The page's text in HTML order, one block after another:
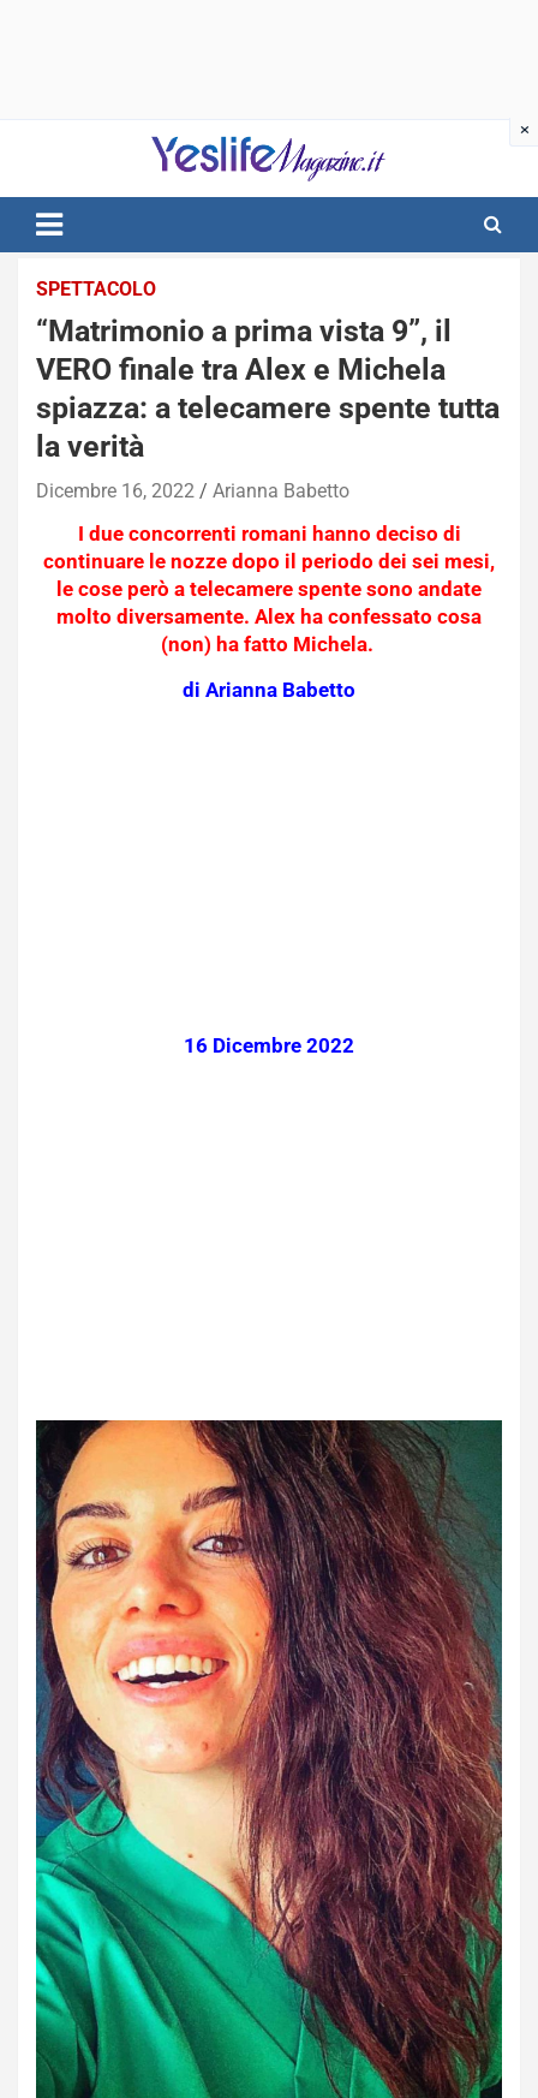
notizie di intrattenimento
SPETTACOLO
“Matrimonio a prima vista 9”, il
VERO finale tra Alex e Michela
spiazza: a telecamere spente tutta
la verità
Dicembre 16, 2022 Arianna Babetto
I due concorrenti romani hanno deciso di
continuare le nozze dopo il periodo dei sei mesi,
le cose però a telecamere spente sono andate
molto diversamente. Alex ha confessato cosa
(non) ha fatto Michela.
di Arianna Babetto
16 Dicembre 2022